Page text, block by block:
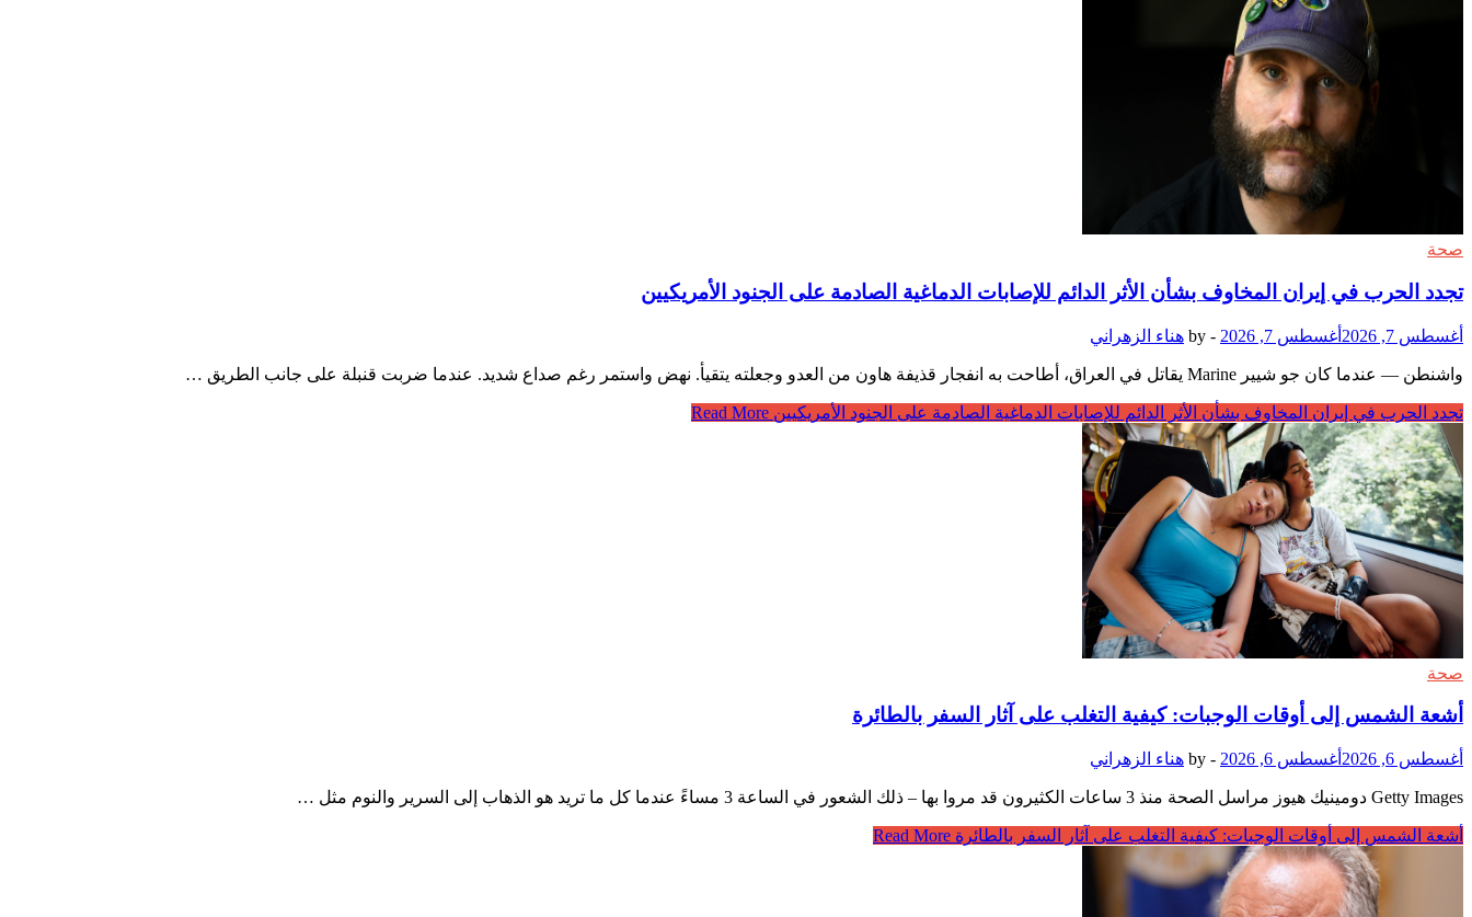
صحة
تجدد الحرب في إيران المخاوف بشأن الأثر الدائم للإصابات الدماغية الصادمة على الجنود الأمريكيين
أغسطس 7, 2026 أغسطس 7, 2026 -
by هناء الزهراني
واشنطن — عندما كان جو شيير Marine يقاتل في العراق، أطاحت به انفجار قذيفة هاون من العدو وجعلته يتقيأ. نهض واستمر رغم صداع شديد. عندما ضربت قنبلة على جانب الطريق …
تجدد الحرب في إيران المخاوف بشأن الأثر الدائم للإصابات الدماغية الصادمة على الجنود الأمريكيين
صحة
أشعة الشمس إلى أوقات الوجبات: كيفية التغلب على آثار السفر بالطائرة
أغسطس 6, 2026 أغسطس 6, 2026 -
by هناء الزهراني
Getty Images دومينيك هيوز مراسل الصحة منذ 3 ساعات الكثيرون قد مروا بها – ذلك الشعور في الساعة 3 مساءً عندما كل ما تريد هو الذهاب إلى السرير والنوم مثل …
أشعة الشمس إلى أوقات الوجبات: كيفية التغلب على آثار السفر بالطائرة